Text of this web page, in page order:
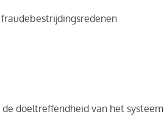
doeltreffendheid van het systeem